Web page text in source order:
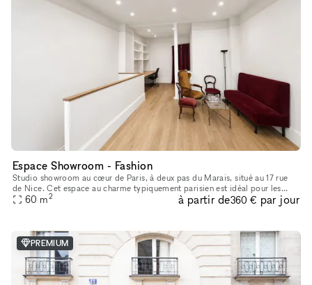
Espace Showroom - Fashion
Studio showroom au cœur de Paris, à deux pas du Marais, situé au 17 rue
de Nice. Cet espace au charme typiquement parisien est idéal pour les
showrooms, présentations de collections, pop-ups et événe
60 m2 à partir de360 € par jour
PREMIUM